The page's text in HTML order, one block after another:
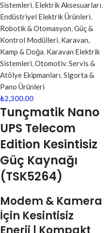
Sistemleri, Elektrik Aksesuarları,
Endüstriyel Elektrik Ürünleri,
Robotik & Otomasyon,Güç &
Kontrol Modülleri, Karavan,
Kamp & Doğa, Karavan Elektrik
Sistemleri,Otomotiv,Servis &
Atölye Ekipmanları,Sigorta &
Pano Ürünleri
₺2,300.00
Tunçmatik Nano
UPS Telecom
Edition Kesintisiz
Güç Kaynağı
(TSK5264)
Modem & Kamera
İçin Kesintisiz